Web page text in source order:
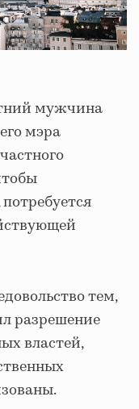
мужчина
мэра
тем,
разрешение
властей,